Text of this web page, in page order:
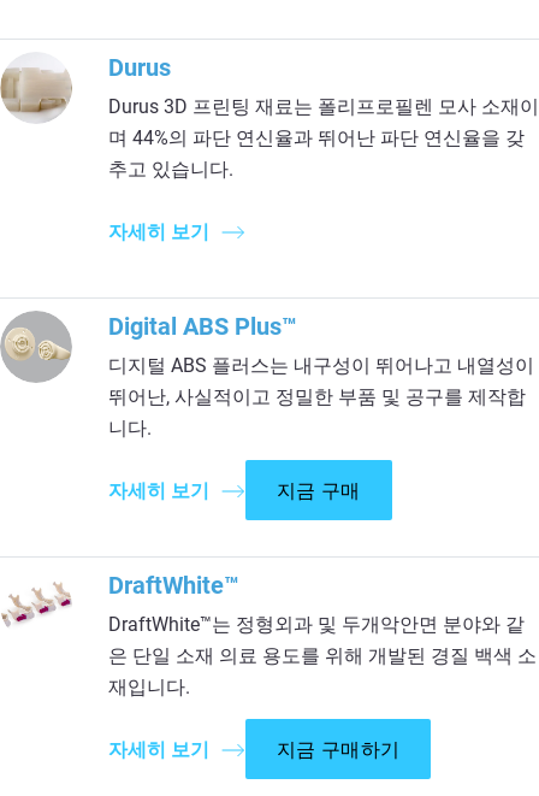
Durus
Durus 3D 프린팅 재료는 폴리프로필렌 모사 소재이
며 44%의 파단 연신율과 뛰어난 파단 연신율을 갖
추고 있습니다.
자세히 보기
Digital ABS Plus™
디지털 ABS 플러스는 내구성이 뛰어나고 내열성이
뛰어난, 사실적이고 정밀한 부품 및 공구를 제작합
니다.
자세히 보기 지금 구매
DraftWhite™
DraftWhite™는 정형외과 및 두개악안면 분야와 같
은 단일 소재 의료 용도를 위해 개발된 경질 백색 소
재입니다.
자세히 보기 지금 구매하기